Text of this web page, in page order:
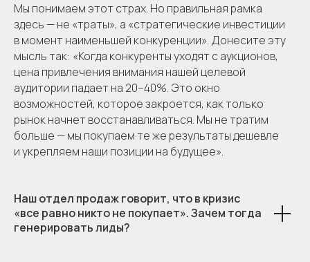
Мы понимаем этот страх. Но правильная рамка
здесь — не «траты», а «стратегические инвестиции
в момент наименьшей конкуренции». Донесите эту
мысль так: «Когда конкуренты уходят с аукционов,
цена привлечения внимания нашей целевой
аудитории падает на 20−40%. Это окно
возможностей, которое закроется, как только
рынок начнет восстанавливаться. Мы не тратим
больше — мы покупаем те же результаты дешевле
и укрепляем наши позиции на будущее».
Наш отдел продаж говорит, что в кризис
«все равно никто не покупает». Зачем тогда
генерировать лиды?